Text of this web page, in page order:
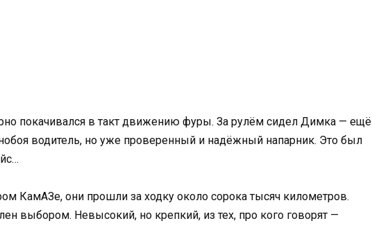
покачивался в такт движению фуры. За рулём сидел Димка — ещё
водитель, но уже проверенный и надёжный напарник. Это был
КамАЗе, они прошли за ходку около сорока тысяч километров.
выбором. Невысокий, но крепкий, из тех, про кого говорят —